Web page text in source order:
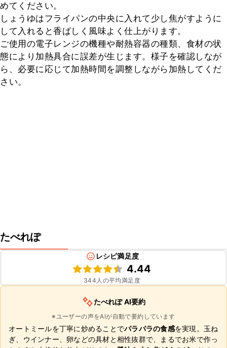
めてください。
しょうゆはフライパンの中央に入れて少し焦がすように
して入れると香ばしく風味よく仕上がります。
ご使用の電子レンジの機種や耐熱容器の種類、食材の状
態により加熱具合に誤差が生じます。様子を確認しなが
ら、必要に応じて加熱時間を調整しながら加熱してくだ
さい。
たべれぽ
レシピ満足度
4.44
344 人の平均満足度
たべれぽ AI要約
※ユーザーの声をAIが自動で要約しています
オートミールを丁寧に炒めることでパラパラの食感を実現。玉ね
ぎ、ウインナー、卵などの具材と相性抜群で、まるでお米で作っ